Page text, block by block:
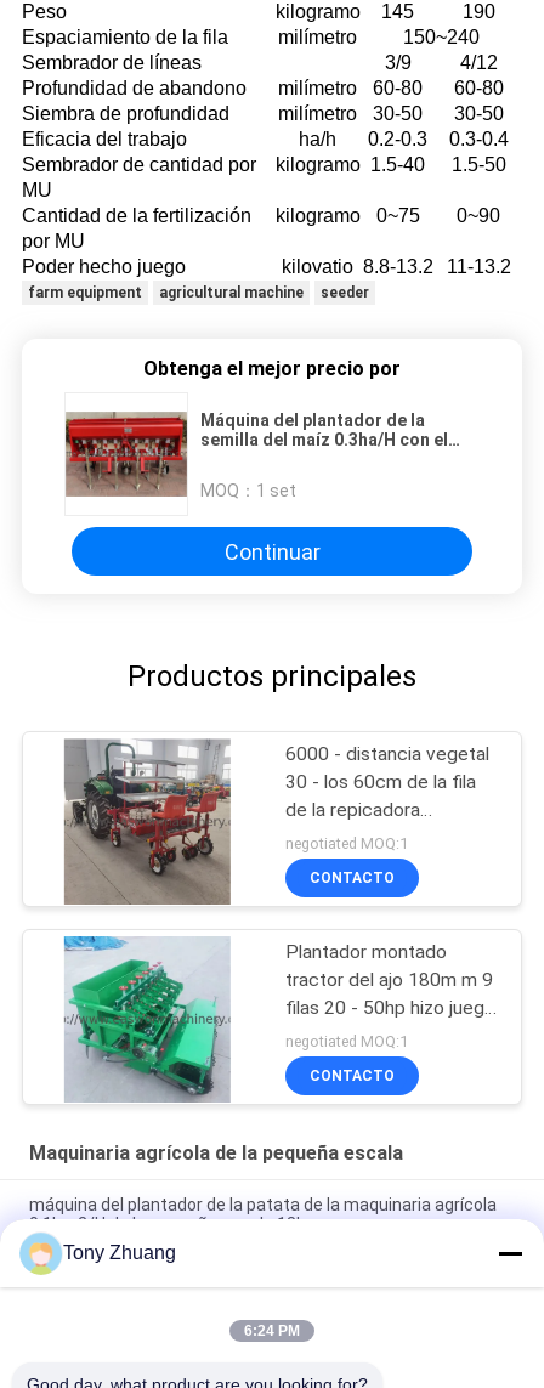
Peso
kilogramo 145
190
Espaciamiento de la fila
milímetro
150~240
Sembrador de líneas
3/9
4/12
Profundidad de abandono
milímetro 60-80
60-80
Siembra de profundidad
milímetro 30-50
30-50
Eficacia del trabajo
ha/h 0.2-0.3
0.3-0.4
Sembrador de cantidad por
MU
kilogramo 1.5-40 1.5-50
Cantidad de la fertilización
por MU
kilogramo 0~75 0~90
Poder hecho juego kilovatio 8.8-13.2 11-13.2
farm equipment agricultural machine seeder
Obtenga el mejor precio por
Máquina del plantador de la
semilla del maíz 0.3ha/H con el
semilla de la fila de la siembra una
de D50mm
MOQ： 1 set
Continuar
Productos principales
6000 - distancia vegetal
30 - los 60cm de la fila
de la repicadora
8000plants/Hour
negotiated MOQ:1
CONTACTO
Plantador montado
tractor del ajo 180m m 9
filas 20 - 50hp hizo juego
poder
negotiated MOQ:1
CONTACTO
Maquinaria agrícola de la pequeña escala
máquina del plantador de la patata de la maquinaria agrícola
0.1hm2/H de la pequeña escala 18hp
Disco Dia660mm Front Mounted Power Harrow, grada de disco
resistente 70hp
Arado tubular inconsútil del surco del tubo dos de la
Tony Zhuang
6:24 PM